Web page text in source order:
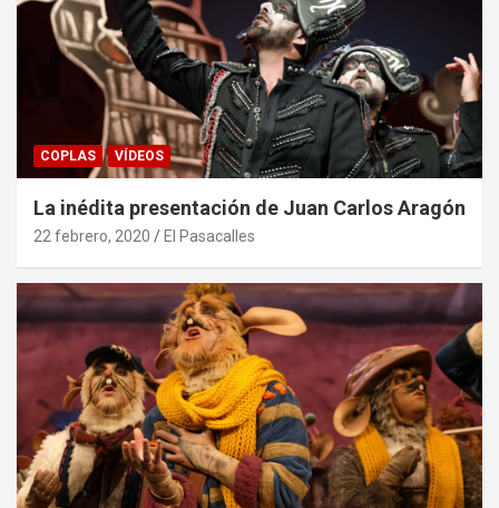
COPLAS VÍDEOS
La inédita presentación de Juan Carlos Aragón
22 febrero, 2020 El Pasacalles